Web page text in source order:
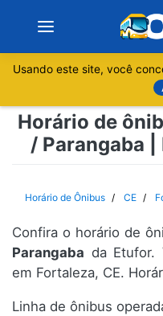
Sobre
Rio de Janeiro
Usando este site, você
Horário de
/ Parangaba
Horário de Ônibus CE
Confira o horário de
Parangaba da Etufor.
em Fortaleza, CE.
Linha de ônibus